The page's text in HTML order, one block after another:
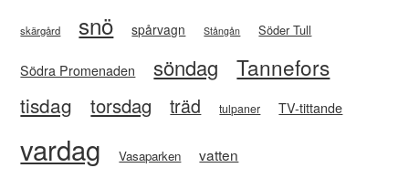
skärgård snö spårvagn Stångån Söder Tull
Södra Promenaden söndag Tannefors
tisdag torsdag träd tulpaner TV-tittande
vardag Vasaparken vatten